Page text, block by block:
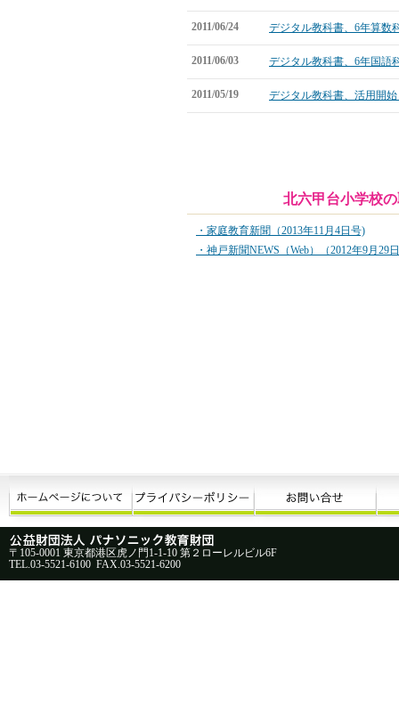
2011/06/24 デジタル教科書、6年算数
2011/06/03 デジタル教科書、6年国語
2011/05/19 デジタル教科書、活用開
北六甲台小学校
・家庭教育新聞（2013年11月4日号)
・神戸新聞NEWS（Web）（2012年9月29